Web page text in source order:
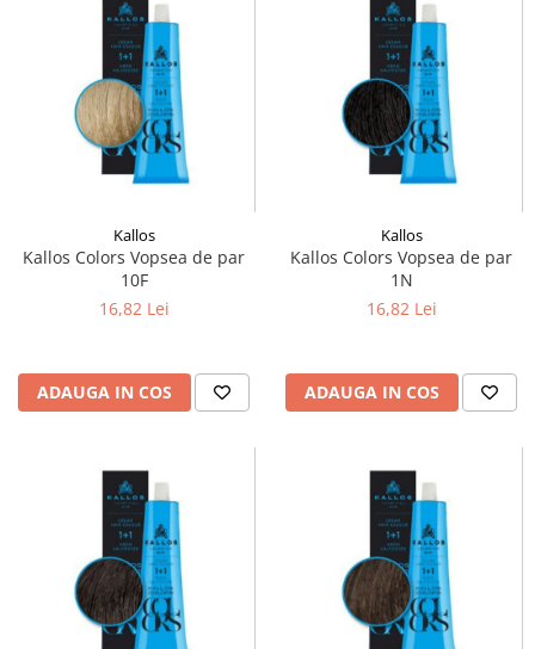
Kallos
Kallos Colors Vopsea de par
10F
16,82 Lei
ADAUGA IN COS
Kallos
Kallos Colors Vopsea de par
1N
16,82 Lei
ADAUGA IN COS